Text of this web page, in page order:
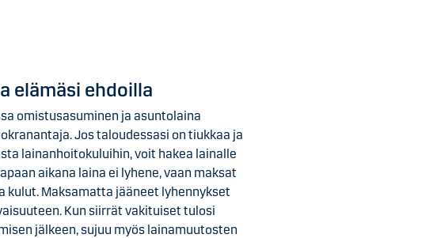
elämäsi ehdoilla
omistusasuminen ja asuntolaina
Jos taloudessasi on tiukkaa ja
lainanhoitokuluihin, voit hakea lainalle
aikana laina ei lyhene, vaan maksat
kulut. Maksamatta jääneet lyhennykset
Kun siirrät vakituiset tulosi
jälkeen, sujuu myös lainamuutosten